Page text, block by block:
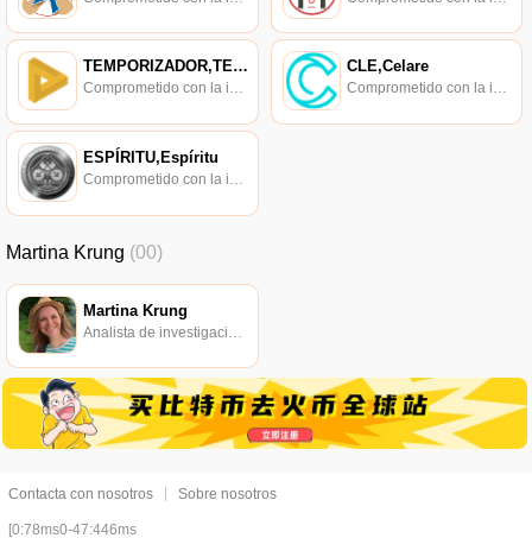
TEMPORIZADOR,TEMPORIZADOR
Comprometido con la investigación de políticas en los campos de las nuevas finanzas, las finanzas internacionales y los mercados financieros.
CLE,Celare
Comprometido con la investigación de políticas en los campos de las nuevas finanzas, las finanzas internacionales y los mercados financieros.
ESPÍRITU,Espíritu
Comprometido con la investigación de políticas en los campos de las nuevas finanzas, las finanzas internacionales y los mercados financieros.
Martina Krung (00)
Martina Krung
Contacta con nosotros Sobre nosotros
[0:78ms0-47:446ms